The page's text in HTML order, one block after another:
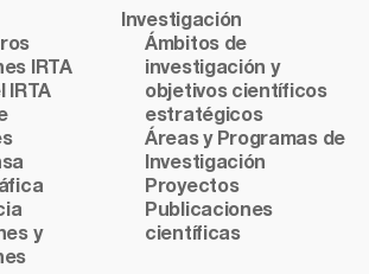
IRTA
IRTA
y
Investigación
Ámbitos de
investigación y
objetivos científicos
estratégicos
Áreas y Programas de
Investigación
Proyectos
Publicaciones
científicas